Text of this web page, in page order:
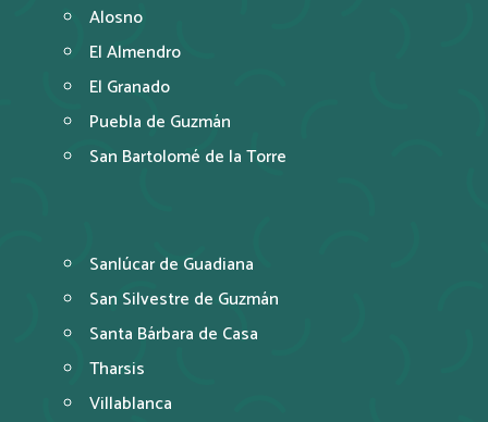
Alosno
El Almendro
El Granado
Puebla de Guzmán
San Bartolomé de la Torre
Sanlúcar de Guadiana
San Silvestre de Guzmán
Santa Bárbara de Casa
Tharsis
Villablanca